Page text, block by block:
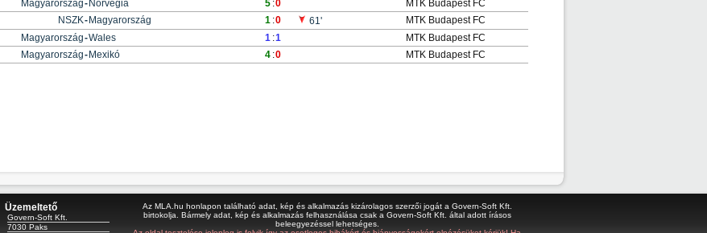
Magyarország- Norvégia 5 :0
MTK Budapest FC
NSZK- Magyarország 1 :0 61'
MTK Budapest FC
Magyarország-Wales 1 :1
MTK Budapest FC
Magyarország- Mexikó 4 :0 MTK Budapest FC
Üzemeltető
Govern-Soft Kft.
7030 Paks
Az MLA.hu honlapon található adat, kép és alkalmazás kizárolagos szerzői jogát a Govern-Soft Kft.
birtokolja. Bármely adat, kép és alkalmazás felhasználása csak a Govern-Soft Kft. által adott írásos
beleegyezéssel lehetséges.